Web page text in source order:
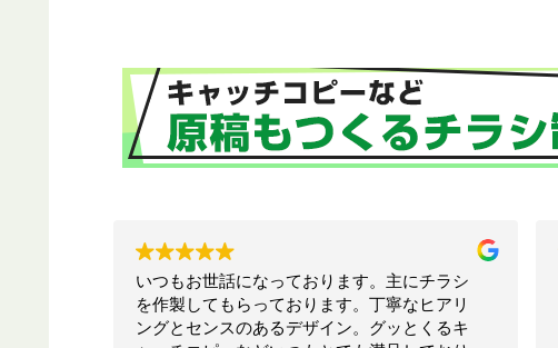
お願いして本当に良かった！！相談したらこ
ちらでは思いつかないような構成でインパク
トのあるリーフレットを作ってくださいまし